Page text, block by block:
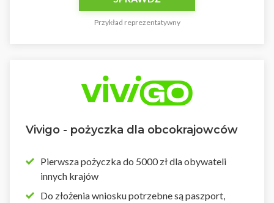
Przykład reprezentatywny
Vivigo - pożyczka dla obcokrajowców
Pierwsza pożyczka do 5000 zł dla obywateli
innych krajów
Do złożenia wniosku potrzebne są paszport,